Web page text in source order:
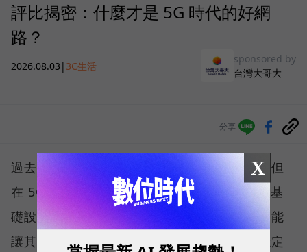
評比揭密：什麼才是 5G 時代的好網
路？
2026.08.03 | 3C生活
sponsored by
台灣大哥大
分享
過去，下載速度是評價電信服務的重要指標，但
在 5G 成為工作、娛樂、生活不可或缺的數位基
礎設施後，消費者發現，再快的網速，如果不能
讓其在人潮聚集、高速移動或室內空間維持穩定
X